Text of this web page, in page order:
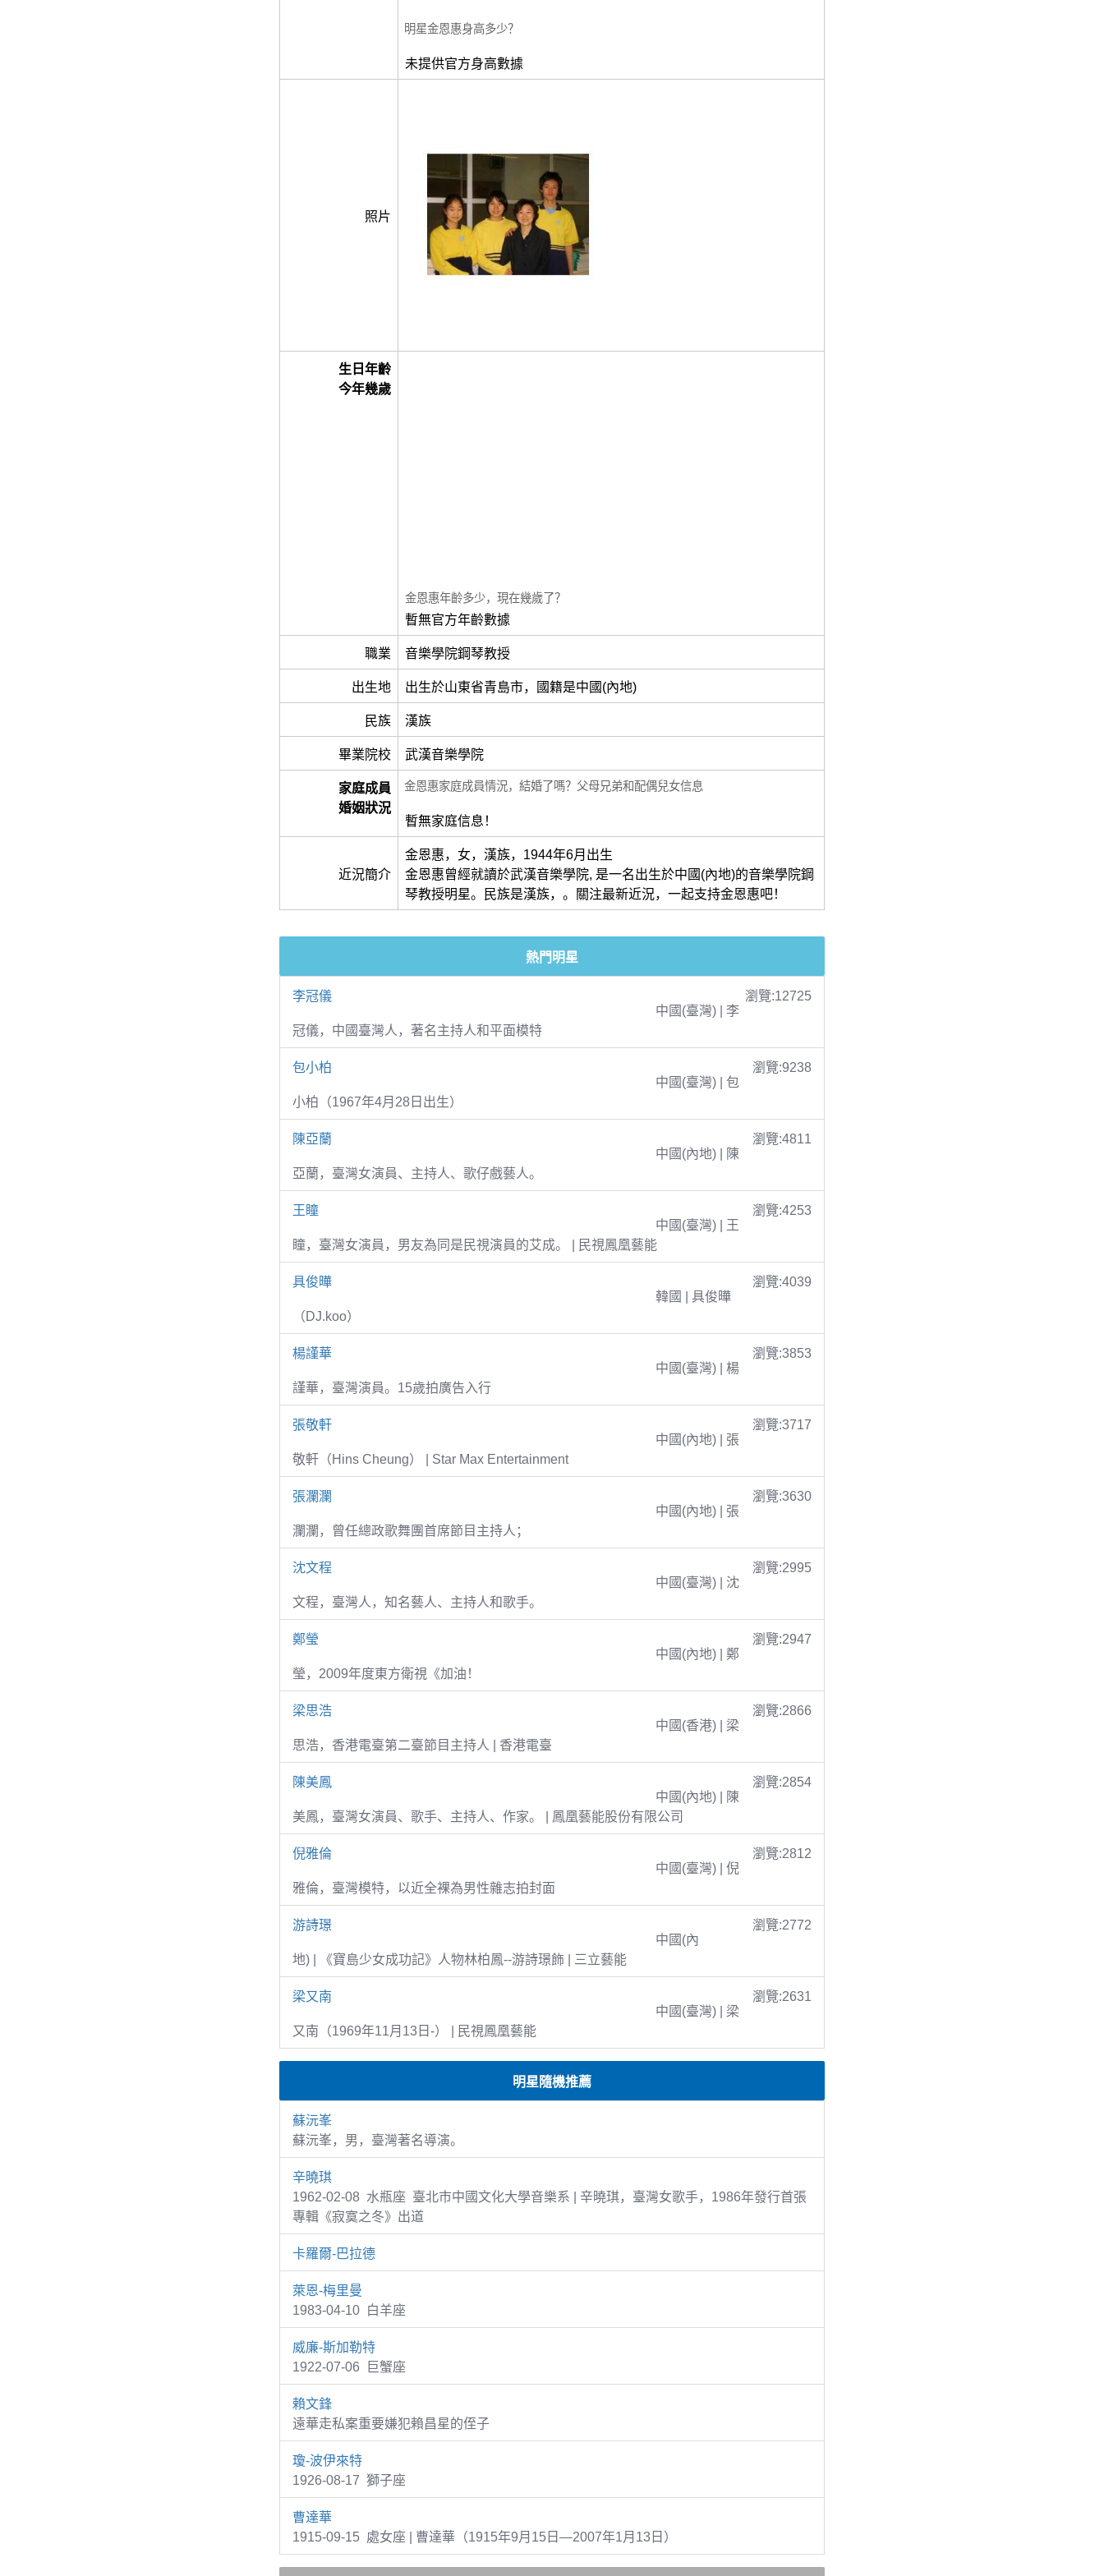
明星金恩惠身高多少？
未提供官方身高數據
照片
生日年齡
今年幾歲
金恩惠年齡多少，現在幾歲了？
暫無官方年齡數據
職業 音樂學院鋼琴教授
出生地 出生於山東省青島市，國籍是中國(內地)
民族 漢族
畢業院校 武漢音樂學院
家庭成員
婚姻狀況
金恩惠家庭成員情況，結婚了嗎？父母兄弟和配偶兒女信息
暫無家庭信息！
近況簡介
金恩惠，女，漢族，1944年6月出生
金恩惠曾經就讀於武漢音樂學院, 是一名出生於中國(內地)的音樂學院鋼
琴教授明星。民族是漢族，。關注最新近況，一起支持金恩惠吧！
熱門明星
李冠儀
瀏覽:12725
中國(臺灣) | 李
冠儀，中國臺灣人，著名主持人和平面模特
包小柏
瀏覽:9238
中國(臺灣) | 包
小柏（1967年4月28日出生）
陳亞蘭
瀏覽:4811
中國(內地) | 陳
亞蘭，臺灣女演員、主持人、歌仔戲藝人。
王瞳
瀏覽:4253
中國(臺灣) | 王
瞳，臺灣女演員，男友為同是民視演員的艾成。 | 民視鳳凰藝能
具俊曄
瀏覽:4039
韓國 | 具俊曄
（DJ.koo）
楊謹華
瀏覽:3853
中國(臺灣) | 楊
謹華，臺灣演員。15歲拍廣告入行
張敬軒
瀏覽:3717
中國(內地) | 張
敬軒（Hins Cheung） | Star Max Entertainment
張瀾瀾
瀏覽:3630
中國(內地) | 張
瀾瀾，曾任總政歌舞團首席節目主持人；
沈文程
瀏覽:2995
中國(臺灣) | 沈
文程，臺灣人，知名藝人、主持人和歌手。
鄭瑩
瀏覽:2947
中國(內地) | 鄭
瑩，2009年度東方衛視《加油！
梁思浩
瀏覽:2866
中國(香港) | 梁
思浩，香港電臺第二臺節目主持人 | 香港電臺
陳美鳳
瀏覽:2854
中國(內地) | 陳
美鳳，臺灣女演員、歌手、主持人、作家。 | 鳳凰藝能股份有限公司
倪雅倫
瀏覽:2812
中國(臺灣) | 倪
雅倫，臺灣模特，以近全裸為男性雜志拍封面
游詩璟
瀏覽:2772
中國(內
地) | 《寶島少女成功記》人物林柏鳳--游詩璟飾 | 三立藝能
梁又南
瀏覽:2631
中國(臺灣) | 梁
又南（1969年11月13日-） | 民視鳳凰藝能
明星隨機推薦
蘇沅峯
蘇沅峯，男，臺灣著名導演。
辛曉琪
1962-02-08 水瓶座 臺北市中國文化大學音樂系 | 辛曉琪，臺灣女歌手，1986年發行首張
專輯《寂寞之冬》出道
卡羅爾-巴拉德
萊恩-梅里曼
1983-04-10 白羊座
威廉-斯加勒特
1922-07-06 巨蟹座
賴文鋒
遠華走私案重要嫌犯賴昌星的侄子
瓊-波伊來特
1926-08-17 獅子座
曹達華
1915-09-15 處女座 | 曹達華（1915年9月15日—2007年1月13日）